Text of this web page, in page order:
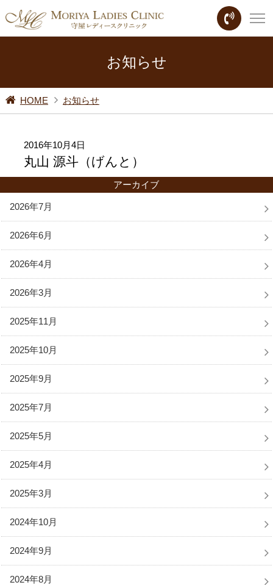
お知らせ
HOME お知らせ
2016年10月4日
丸山 源斗（げんと）
アーカイブ
2026年7月
2026年6月
2026年4月
2026年3月
2025年11月
2025年10月
2025年9月
2025年7月
2025年5月
2025年4月
2025年3月
2024年10月
2024年9月
2024年8月